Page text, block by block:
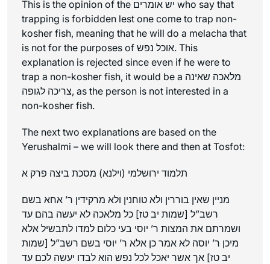
This is the opinion of the יש אומרים who say that
trapping is forbidden lest one come to trap non-
kosher fish, meaning that he will do a melacha that
is not for the purposes of אוכל נפש. This
explanation is rejected since even if he were to
trap a non-kosher fish, it would be a מלאכה שאינה
צריכה לגופה, as the person is not interested in a
non-kosher fish.
The next two explanations are based on the
Yerushalmi – we will look there and then at Tosfot:
תלמוד ירושלמי (וילנא) מסכת ביצה פרק א
מניין שאין בוררין ולא טוחנין ולא מרקידין ר’ אחא בשם
רשב”ל [שמות יב טז] כל מלאכה לא יעשה בהם עד
ושמרתם את המצות ר’ יוסי בעי כלום למדו לתבשיל אלא
מיכן ר’ יוסה לא אמר כן אלא ר’ יוסי בשם רשב”ל [שמות
יב טז] אך אשר יאכל לכל נפש הוא לבדו יעשה לכם עד